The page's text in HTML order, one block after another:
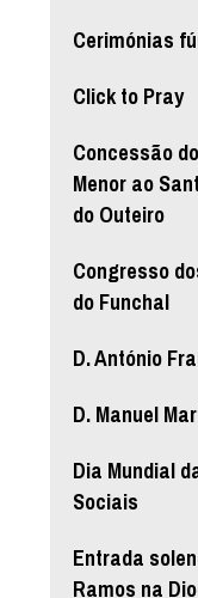
Cerimónias
Click to Pray
Concessão
Menor ao
do Outeiro
Congresso
do Funchal
D. António
D. Manuel
Dia Mundial
Sociais
Entrada
Ramos na